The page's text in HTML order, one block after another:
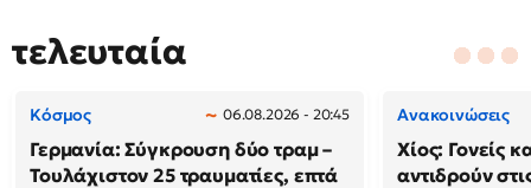
τελευταία
Κόσμος 06.08.2026 - 20:45
Γερμανία: Σύγκρουση δύο τραμ –
Τουλάχιστον 25 τραυματίες, επτά
Ανακοινώσεις
Χίος: Γονείς
αντιδρούν